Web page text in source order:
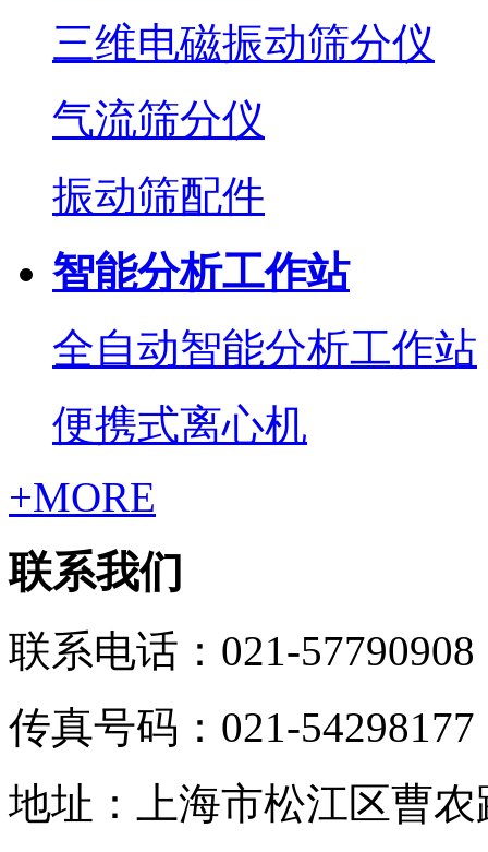
三维电磁振动筛分仪
气流筛分仪
振动筛配件
智能分析工作站
全自动智能分析工作站
便携式离心机
+MORE
联系我们
联系电话：021-57790908
传真号码：021-54298177
地址：上海市松江区曹农